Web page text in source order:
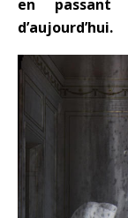
en passant
d’aujourd’hui.